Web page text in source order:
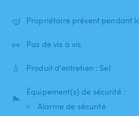
🤿 Propriétaire présent pendant
👀 Pas de vis à vis
💧 Produit d'entretien : Sel
🏊
Équipement(s) de sécurité :
Alarme de sécurité